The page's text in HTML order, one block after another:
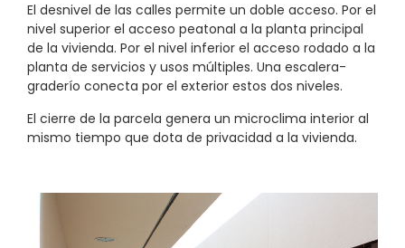
El desnivel de las calles permite un doble acceso. Por el
nivel superior el acceso peatonal a la planta principal
de la vivienda. Por el nivel inferior el acceso rodado a la
planta de servicios y usos múltiples. Una escalera-
graderío conecta por el exterior estos dos niveles.
El cierre de la parcela genera un microclima interior al
mismo tiempo que dota de privacidad a la vivienda.